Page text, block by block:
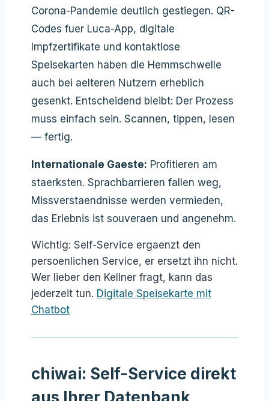
Corona-Pandemie deutlich gestiegen. QR-
Codes fuer Luca-App, digitale
Impfzertifikate und kontaktlose
Speisekarten haben die Hemmschwelle
auch bei aelteren Nutzern erheblich
gesenkt. Entscheidend bleibt: Der Prozess
muss einfach sein. Scannen, tippen, lesen
— fertig.
Internationale Gaeste: Profitieren am
staerksten. Sprachbarrieren fallen weg,
Missverstaendnisse werden vermieden,
das Erlebnis ist souveraen und angenehm.
Wichtig: Self-Service ergaenzt den
persoenlichen Service, er ersetzt ihn nicht.
Wer lieber den Kellner fragt, kann das
jederzeit tun. Digitale Speisekarte mit
Chatbot
chiwai: Self-Service direkt
aus Ihrer Datenbank